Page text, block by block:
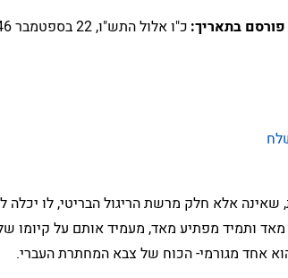
פורסם בתאריך: כ"ו אלול התש"ו, 22 בספטמבר 1946
שאינה אלא חלק מרשת הריגול הבריטי, לו
ותמיד מפתיע מאד, מעמיד אותם על קיומו
אחד מגורמי- הכוח של צבא המחתרת העברי.